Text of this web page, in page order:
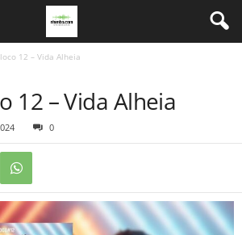
12 – Vida Alheia
12 – Vida Alheia
0